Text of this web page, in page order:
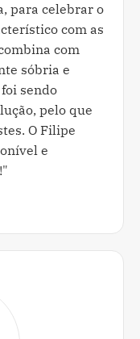
para celebrar o
com as
com
sóbria e
sendo
pelo que
O Filipe
e